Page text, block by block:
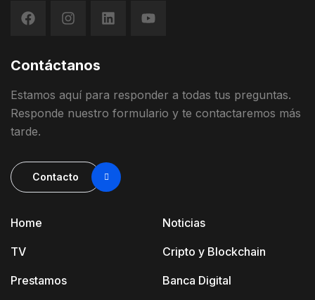
Home
TV
Prestamos
Noticias
Cripto y Blockchain
Banca Digital
Contáctanos
Estamos aquí para responder a todas tus preguntas.
Responde nuestro formulario y te contactaremos más
tarde.
Contacto